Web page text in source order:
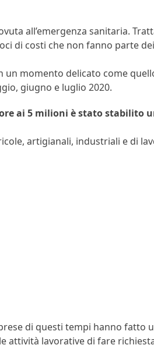
all’emergenza sanitaria.
di costi che non fanno parte
un momento delicato come
giugno e luglio 2020.
ai 5 milioni è stato stabilito
artigianali, industriali e di
di questi tempi hanno fatto
attività lavorative di fare